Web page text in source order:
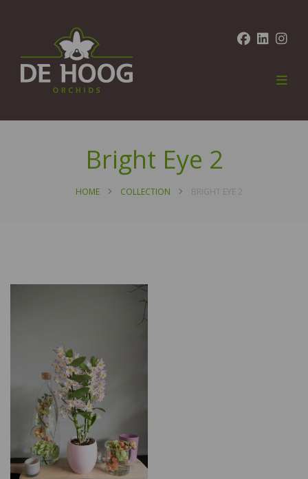
Bright Eye 2
HOME COLLECTION BRIGHT EYE 2